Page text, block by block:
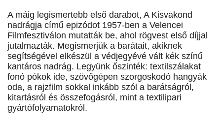
A máig legismertebb első darabot, A Kisvakond
nadrágja című epizódot 1957-ben a Velencei
Filmfesztiválon mutatták be, ahol rögvest első díjjal
jutalmazták. Megismerjük a barátait, akiknek
segítségével elkészül a védjegyévé vált kék színű
kantáros nadrág. Legyünk őszinték: textilszálakat
fonó pókok ide, szövőgépen szorgoskodó hangyák
oda, a rajzfilm sokkal inkább szól a barátságról,
kitartásról és összefogásról, mint a textilipari
gyártófolyamatokról.